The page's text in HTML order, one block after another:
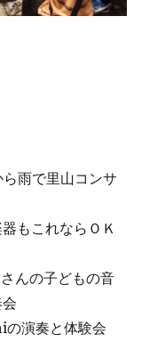
雨で里山コンサ
もこれならＯＫ
んの子どもの音
演奏と体験会